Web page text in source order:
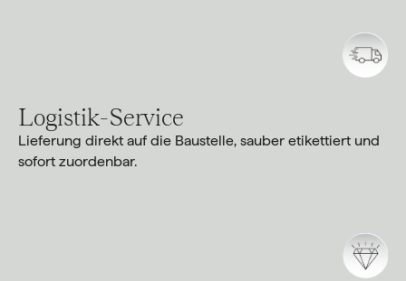
Logistik-Service
Lieferung direkt auf die Baustelle, sauber etikettiert und
sofort zuordenbar.